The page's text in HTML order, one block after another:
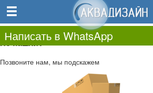
0.00
0
Не нашли?
Позвоните нам, мы подскажем
Написать в WhatsApp